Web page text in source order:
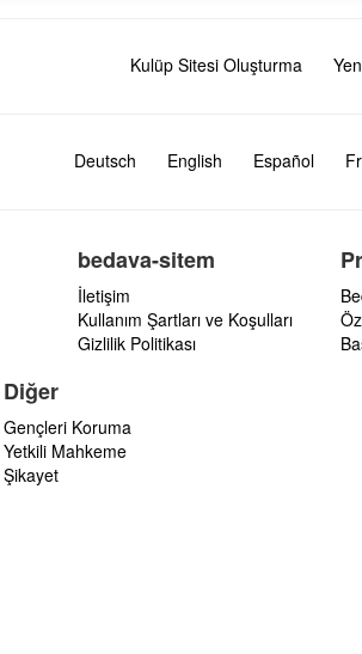
Kulüp Sitesi Oluşturma
Deutsch English Español
bedava-sitem
İletişim
Kullanım Şartları ve Koşulları
Gizlilik Politikası
Diğer
Gençleri Koruma
Yetkili Mahkeme
Şikayet